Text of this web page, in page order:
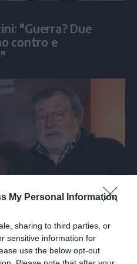
My Personal Information
sharing to third parties, or
sensitive information for
use the below opt-out
"Guerra? Due
contro e
le sue canzoni
le culture